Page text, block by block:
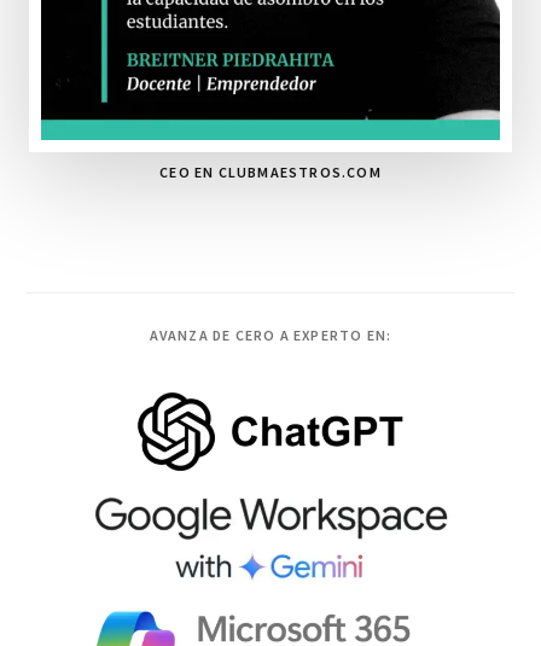
CEO EN CLUBMAESTROS.COM
AVANZA DE CERO A EXPERTO EN: